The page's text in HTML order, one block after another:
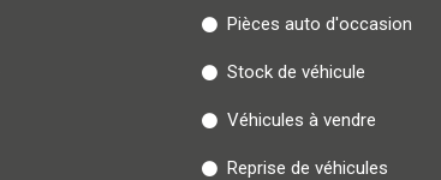
Pièces auto d'occasion
Stock de véhicule
Véhicules à vendre
Reprise de véhicules